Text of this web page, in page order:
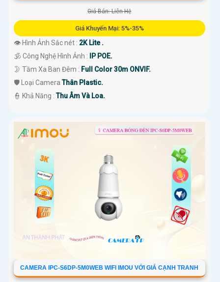
Giá Bán: Liên Hệ
Giá Khuyến Mại: 5%-35%
👁 Hình Ảnh Sắc nét : 2K Lite .
🕉️ Công Nghệ Hình Ảnh : IP POE.
🌛 Tầm Xa Ban Đêm : Full Color 30m ONVIF.
🛡 Loại CameraThân Plastic.
️👮 Khả Năng :Thu Âm Và Loa.
CAMERA IPC-S6DP-5M0WEB WIFI IMOU VỚI GIÁ CẠNH TRANH